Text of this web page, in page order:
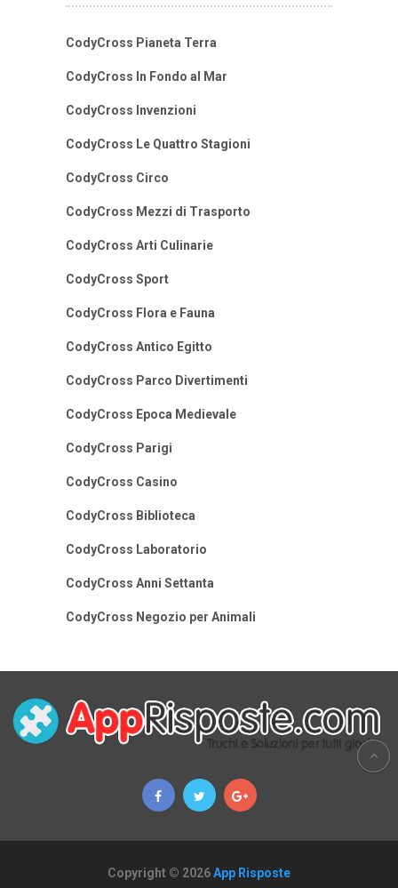
CodyCross Pianeta Terra
CodyCross In Fondo al Mar
CodyCross Invenzioni
CodyCross Le Quattro Stagioni
CodyCross Circo
CodyCross Mezzi di Trasporto
CodyCross Arti Culinarie
CodyCross Sport
CodyCross Flora e Fauna
CodyCross Antico Egitto
CodyCross Parco Divertimenti
CodyCross Epoca Medievale
CodyCross Parigi
CodyCross Casino
CodyCross Biblioteca
CodyCross Laboratorio
CodyCross Anni Settanta
CodyCross Negozio per Animali
Copyright © 2026App Risposte